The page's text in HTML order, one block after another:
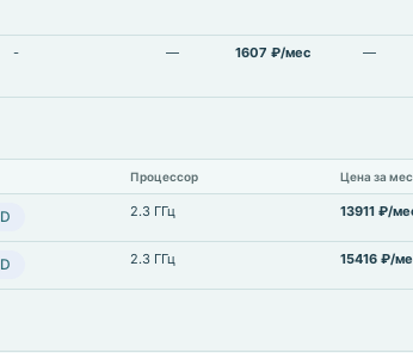
- — 1607 ₽/мес —
Процессор Цена за
2.3 ГГц 13911 ₽/
2.3 ГГц 15416 ₽/